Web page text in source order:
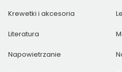
Krewetki i akcesoria
Literatura
Napowietrzanie